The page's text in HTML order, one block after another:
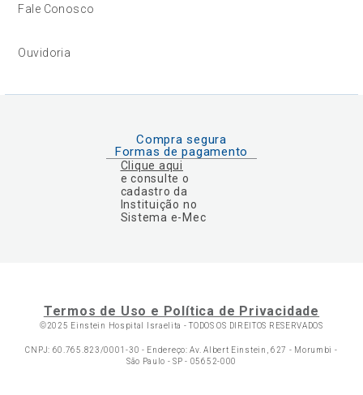
Fale Conosco
Ouvidoria
Compra segura
Formas de pagamento
Clique aqui
e consulte o
cadastro da
Instituição no
Sistema e-Mec
Termos de Uso e Política de Privacidade
©2025 Einstein Hospital Israelita -TODOS OS DIREITOS RESERVADOS
CNPJ: 60.765.823/0001-30 - Endereço: Av. Albert Einstein, 627 - Morumbi -
São Paulo - SP - 05652-000